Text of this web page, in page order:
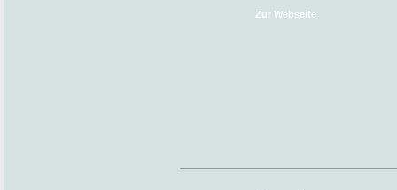
Zur Webseite